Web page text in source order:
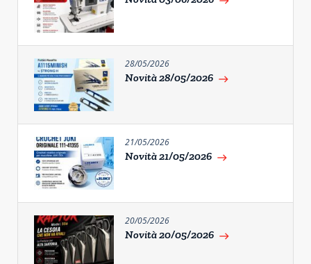
28/05/2026
Novità 28/05/2026 east
21/05/2026
Novità 21/05/2026 east
20/05/2026
Novità 20/05/2026 east